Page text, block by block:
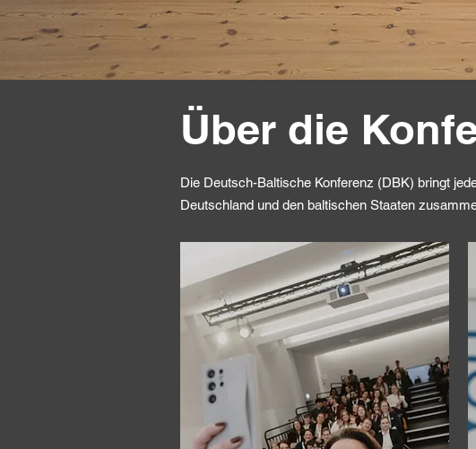
Über die
Die Deutsch-Baltische Konferenz (DBK) bringt
Deutschland und den baltischen Staaten